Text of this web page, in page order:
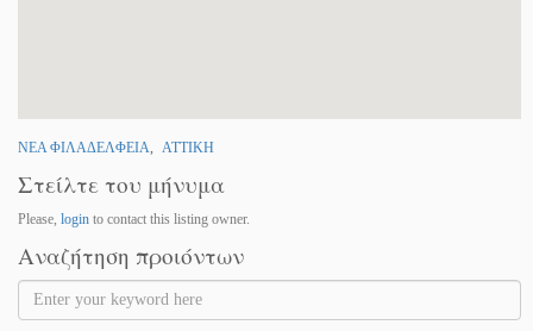
ΝΕΑ ΦΙΛΑΔΕΛΦΕΙΑ, ΑΤΤΙΚΗ
Στείλτε του μήνυμα
Please, login to contact this listing owner.
Αναζήτηση προιόντων